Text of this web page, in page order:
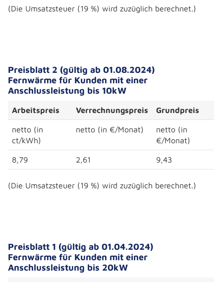
(Die Umsatzsteuer (19 %) wird zuzüglich berechnet.)
Preisblatt 2 (gültig ab 01.08.2024)
Fernwärme für Kunden mit einer
Anschlussleistung bis 10kW
Arbeitspreis Verrechnungspreis Grundpreis
netto (in
ct/kWh)
netto (in €/Monat)
netto (in
€/Monat)
8,79 2,61 9,43
(Die Umsatzsteuer (19 %) wird zuzüglich berechnet.)
Preisblatt 1 (gültig ab 01.04.2024)
Fernwärme für Kunden mit einer
Anschlussleistung bis 20kW